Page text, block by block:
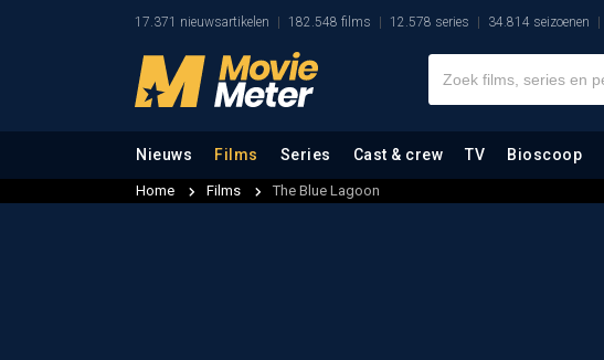
17.371 nieuwsartikelen 182.548 films 12.578 series 34.814 seizoenen
Nieuws Films Series Cast & crew TV Bioscoop
Home Films The Blue Lagoon